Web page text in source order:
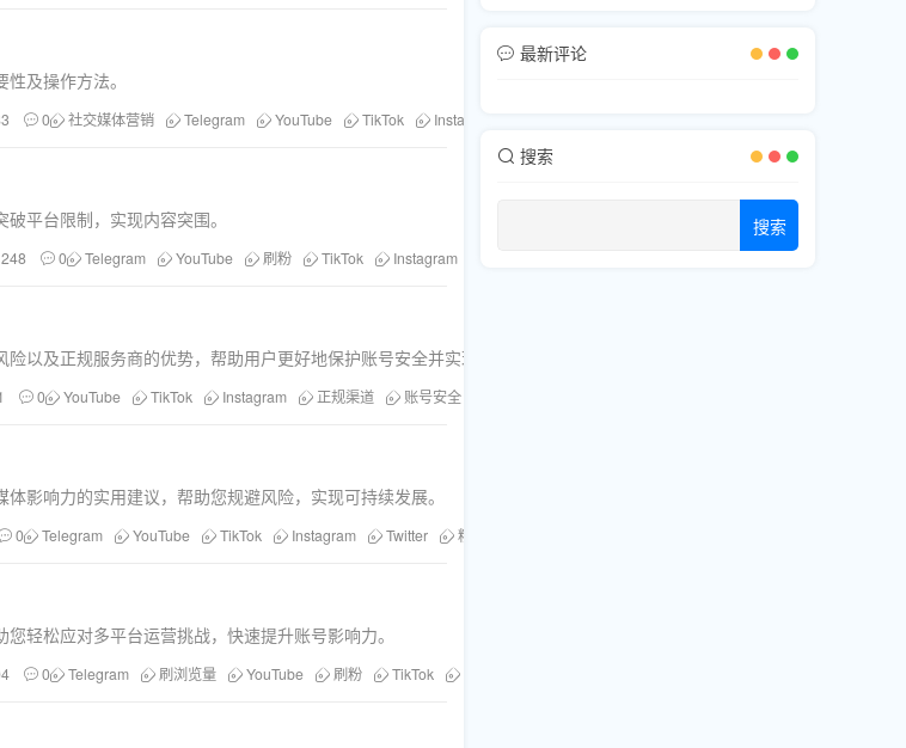
及操作方法。
0 社交媒体营销 Telegram YouTube TikTok Instagram
平台限制，实现内容突围。
248 0 Telegram YouTube 刷粉 TikTok Instagram 粉丝库
以及正规服务商的优势，帮助用户更好地保护账号安全并实现有效推广。
0 YouTube TikTok Instagram 正规渠道 账号安全
影响力的实用建议，帮助您规避风险，实现可持续发展。
0 Telegram YouTube TikTok Instagram Twitter 粉丝库
轻松应对多平台运营挑战，快速提升账号影响力。
0 Telegram 刷浏览量 YouTube 刷粉 TikTok
最新评论
搜索
搜索